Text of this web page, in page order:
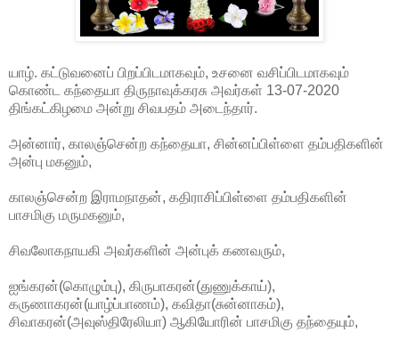
யாழ். கட்டுவனைப் பிறப்பிடமாகவும், உசனை வசிப்பிடமாகவும்
கொண்ட கந்தையா திருநாவுக்கரசு அவர்கள் 13-07-2020
திங்கட்கிழமை அன்று சிவபதம் அடைந்தார்.
அன்னார், காலஞ்சென்ற கந்தையா, சின்னப்பிள்ளை தம்பதிகளின்
அன்பு மகனும்,
காலஞ்சென்ற இராமநாதன், கதிராசிப்பிள்ளை தம்பதிகளின்
பாசமிகு மருமகனும்,
சிவலோகநாயகி அவர்களின் அன்புக் கணவரும்,
ஐங்கரன்(கொழும்பு), கிருபாகரன்(துணுக்காய்),
கருணாகரன்(யாழ்ப்பாணம்), கவிதா(சுன்னாகம்),
சிவாகரன்(அவுஸ்திரேலியா) ஆகியோரின் பாசமிகு தந்தையும்,